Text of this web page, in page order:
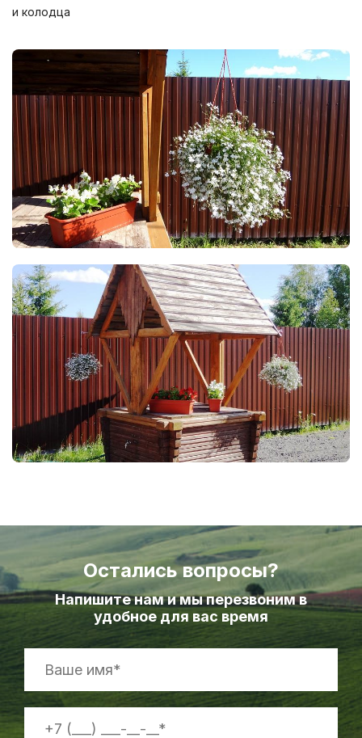
и колодца
Остались вопросы?
Напишите нам и мы перезвоним в
удобное для вас время